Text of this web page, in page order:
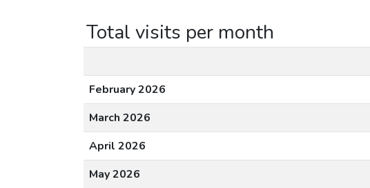
Total visits per month
February 2026
March 2026
April 2026
May 2026